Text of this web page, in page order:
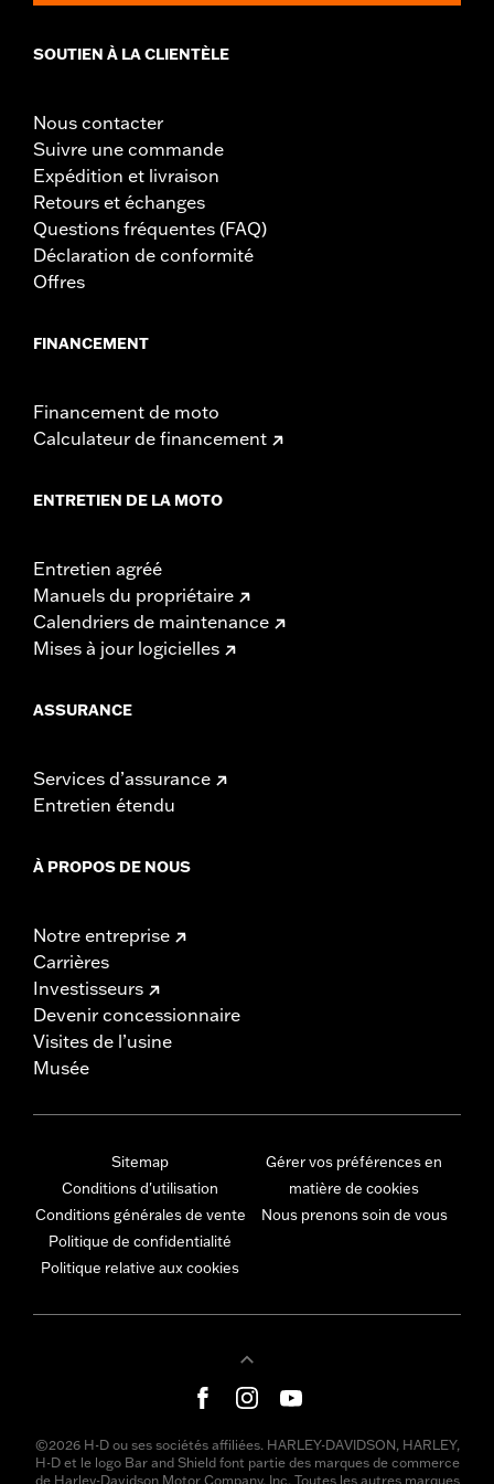
NOTES:Le retrait et l'installation de caches moteur peuvent
votre concessionnaire pour plus d'informations.
SOUTIEN À LA CLIENTÈLE
Nous contacter
Suivre une commande
Expédition et livraison
Retours et échanges
Questions fréquentes (FAQ)
Déclaration de conformité
Offres
FINANCEMENT
Financement de moto
Calculateur de financement
ENTRETIEN DE LA MOTO
Entretien agréé
Manuels du propriétaire
Calendriers de maintenance
Mises à jour logicielles
ASSURANCE
Services d’assurance
Entretien étendu
À PROPOS DE NOUS
Notre entreprise
Carrières
Investisseurs
Devenir concessionnaire
Visites de l’usine
Musée
Sitemap
Conditions d'utilisation
Conditions générales de vente
Politique de confidentialité
Politique relative aux cookies
Gérer vos préférences en
matière de cookies
Nous prenons soin de vous
©2026 H-D ou ses sociétés affiliées. HARLEY-DAVIDSON, HARLEY,
H-D et le logo Bar and Shield font partie des marques de commerce
de Harley-Davidson Motor Company, Inc. Toutes les autres marques